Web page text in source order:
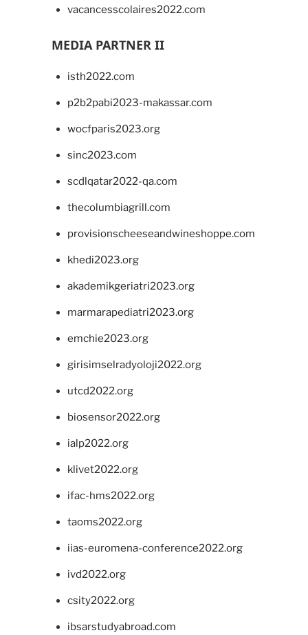
vacancesscolaires2022.com
MEDIA PARTNER II
isth2022.com
p2b2pabi2023-makassar.com
wocfparis2023.org
sinc2023.com
scdlqatar2022-qa.com
thecolumbiagrill.com
provisionscheeseandwineshoppe.com
khedi2023.org
akademikgeriatri2023.org
marmarapediatri2023.org
emchie2023.org
girisimselradyoloji2022.org
utcd2022.org
biosensor2022.org
ialp2022.org
klivet2022.org
ifac-hms2022.org
taoms2022.org
iias-euromena-conference2022.org
ivd2022.org
csity2022.org
ibsarstudyabroad.com